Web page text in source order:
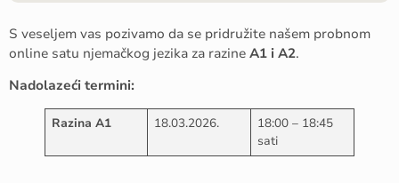
S veseljem vas pozivamo da se pridružite našem probnom
online satu njemačkog jezika za razine A1 i A2.
Nadolazeći termini:
Razina A1 18.03.2026.
18:00 – 18:45
sati